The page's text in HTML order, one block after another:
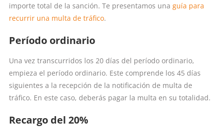
importe total de la sanción. Te presentamos una guía para
recurrir una multa de tráfico.
Período ordinario
Una vez transcurridos los 20 días del período ordinario,
empieza el período ordinario. Este comprende los 45 días
siguientes a la recepción de la notificación de multa de
tráfico. En este caso, deberás pagar la multa en su totalidad.
Recargo del 20%